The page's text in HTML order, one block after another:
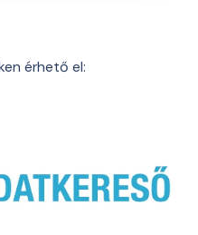
érhető el: